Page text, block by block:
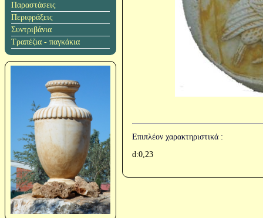
Παραστάσεις
Περιφράξεις
Συντριβάνια
Τραπέζια - παγκάκια
Επιπλέον χαρακτηριστικά :
d:0,23